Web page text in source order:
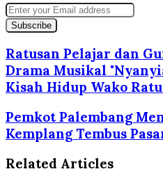
Enter
your
Email
address
Ratusan Pelajar dan
Drama Musikal
Kisah Hidup Wako
Pemkot Palembang
Kemplang Tembus
Related Articles